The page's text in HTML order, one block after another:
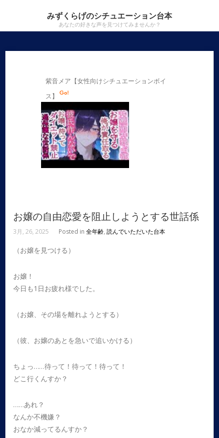
みずくらげのシチュエーション台本
あなたの好きな声を見つけてみませんか？
紫音メア【女性向けシチュエーションボイ
ス】
お嬢の自由恋愛を阻止しようとする世話係
3月, 26, 2025 Posted in全年齢,読んでいただいた台本
（お嬢を見つける）
お嬢！
今日も1日お疲れ様でした。
（お嬢、その場を離れようとする）
（彼、お嬢のあとを急いで追いかける）
ちょっ……待って！待って！待って！
どこ行くんすか？
……あれ？
なんか不機嫌？
おなか減ってるんすか？